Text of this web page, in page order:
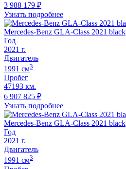
3 988 179 ₽
Узнать подробнее
Mercedes-Benz GLA-Class 2021 black
Год
2021 г.
Двигатель
1991 cм3
Пробег
47193 км.
6 907 825 ₽
Узнать подробнее
Mercedes-Benz GLA-Class 2021 black
Год
2021 г.
Двигатель
1991 cм3